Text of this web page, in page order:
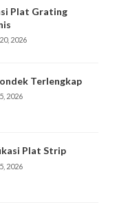
Plat Grating
2026
Terlengkap
2026
Plat Strip
2026